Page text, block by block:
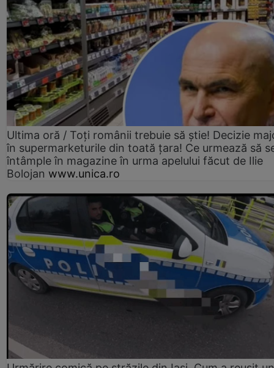
Ultima oră / Toți românii trebuie să știe! Decizie
în supermarketurile din toată țara! Ce urmează să
întâmple în magazine în urma apelului făcut de Ilie
Bolojan www.unica.ro